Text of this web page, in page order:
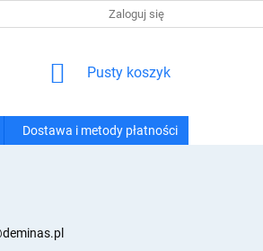
REGULAMIN ZAKUPÓW
Zaloguj się
KOSZYK
Pusty koszyk
Dostawa i metody płatności
deminas.pl